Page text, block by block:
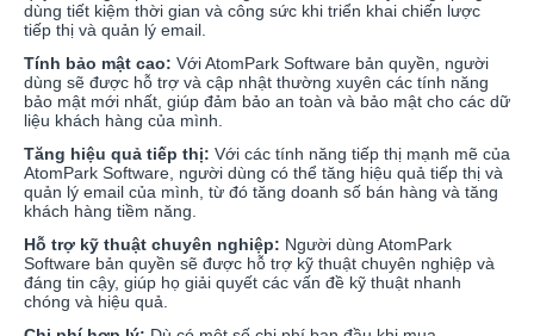
dùng tiết kiệm thời gian và công sức khi triển khai chiến lược
tiếp thị và quản lý email.
Tính bảo mật cao: Với AtomPark Software bản quyền, người
dùng sẽ được hỗ trợ và cập nhật thường xuyên các tính năng
bảo mật mới nhất, giúp đảm bảo an toàn và bảo mật cho các dữ
liệu khách hàng của mình.
Tăng hiệu quả tiếp thị: Với các tính năng tiếp thị mạnh mẽ của
AtomPark Software, người dùng có thể tăng hiệu quả tiếp thị và
quản lý email của mình, từ đó tăng doanh số bán hàng và tăng
khách hàng tiềm năng.
Hỗ trợ kỹ thuật chuyên nghiệp: Người dùng AtomPark
Software bản quyền sẽ được hỗ trợ kỹ thuật chuyên nghiệp và
đáng tin cậy, giúp họ giải quyết các vấn đề kỹ thuật nhanh
chóng và hiệu quả.